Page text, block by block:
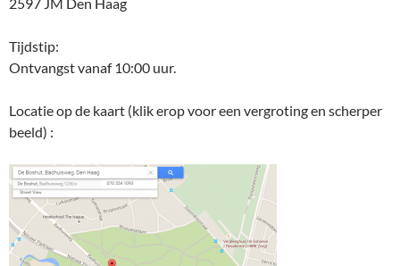
Tijdstip:
Ontvangst vanaf 10:00 uur.
Locatie op de kaart (klik erop voor een vergroting en scherper
beeld) :